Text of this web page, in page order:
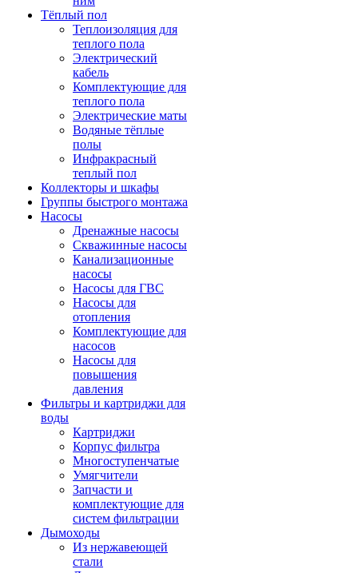
Тёплый пол
Теплоизоляция для
теплого пола
Электрический
кабель
Комплектующие для
теплого пола
Электрические маты
Водяные тёплые
полы
Инфракрасный
теплый пол
Коллекторы и шкафы
Группы быстрого монтажа
Насосы
Дренажные насосы
Скважинные насосы
Канализационные
насосы
Насосы для ГВС
Насосы для
отопления
Комплектующие для
насосов
Насосы для
повышения
давления
Фильтры и картриджи для
воды
Картриджи
Корпус фильтра
Многоступенчатые
Умягчители
Запчасти и
комплектующие для
систем фильтрации
Дымоходы
Из нержавеющей
стали